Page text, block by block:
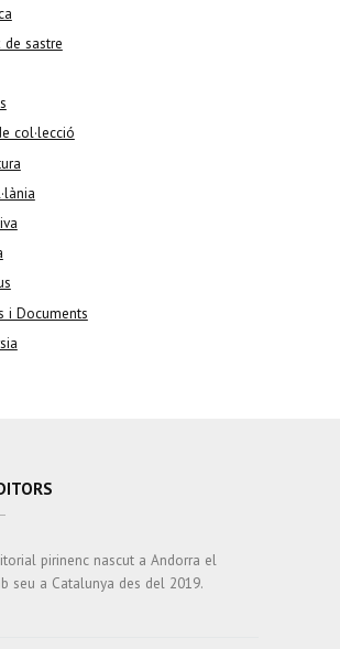
de sastre
col·lecció
i Documents
pirinenc nascut a Andorra el
seu a Catalunya des del 2019.